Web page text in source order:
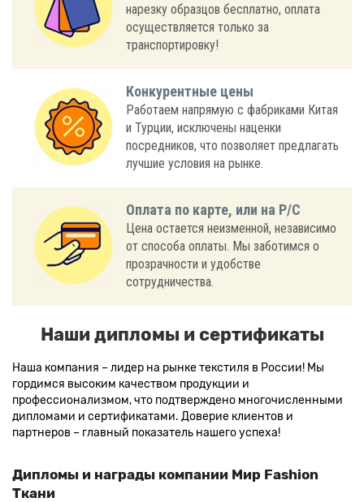
нарезку образцов бесплатно, оплата
осуществляется только за
транспортировку!
Конкурентные цены
Работаем напрямую с фабриками Китая
и Турции, исключены наценки
посредников, что позволяет предлагать
лучшие условия на рынке.
Оплата по карте, или на Р/С
Цена остается неизменной, независимо
от способа оплаты. Мы заботимся о
прозрачности и удобстве
сотрудничества.
Наши дипломы и сертификаты
Наша компания – лидер на рынке текстиля в России! Мы
гордимся высоким качеством продукции и
профессионализмом, что подтверждено многочисленными
дипломами и сертификатами. Доверие клиентов и
партнеров – главный показатель нашего успеха!
Дипломы и награды компании Мир Fashion
Ткани